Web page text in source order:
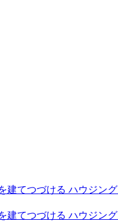
建てつづける ハウジン
建てつづける ハウジン